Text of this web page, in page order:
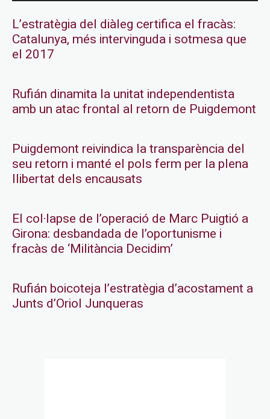
L’estratègia del diàleg certifica el fracàs:
Catalunya, més intervinguda i sotmesa que
el 2017
Rufián dinamita la unitat independentista
amb un atac frontal al retorn de Puigdemont
Puigdemont reivindica la transparència del
seu retorn i manté el pols ferm per la plena
llibertat dels encausats
El col·lapse de l’operació de Marc Puigtió a
Girona: desbandada de l’oportunisme i
fracàs de ‘Militància Decidim’
Rufián boicoteja l’estratègia d’acostament a
Junts d’Oriol Junqueras